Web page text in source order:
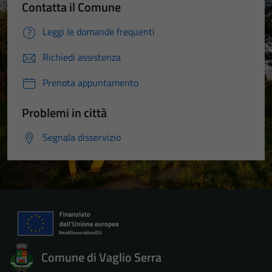
Contatta il Comune
Leggi le domande frequenti
Richiedi assistenza
Prenota appuntamento
Problemi in città
Segnala disservizio
Comune di Vaglio Serra